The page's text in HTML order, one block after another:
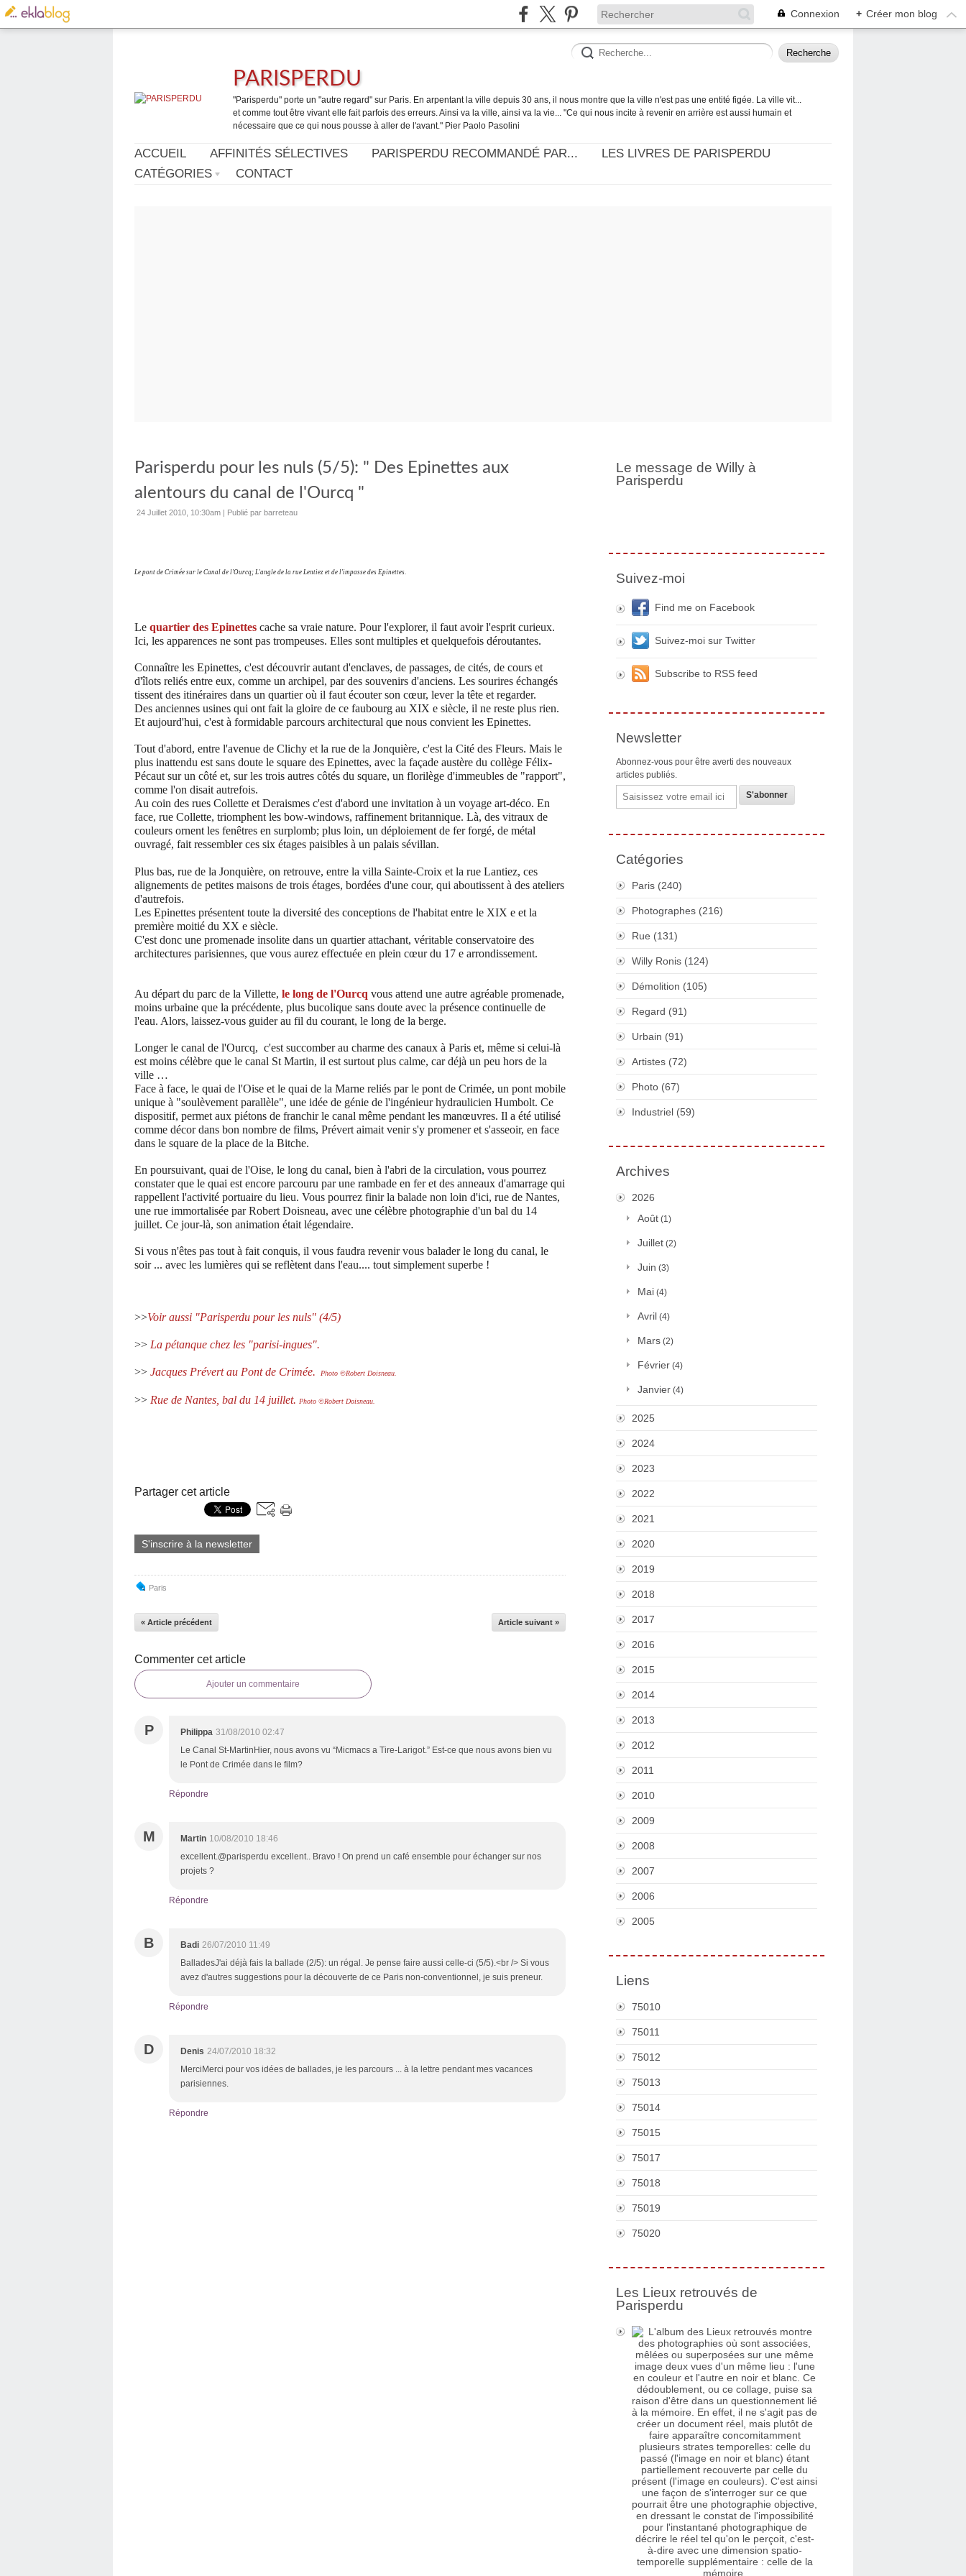
Connexion + Créer mon blog
PARISPERDU
"Parisperdu" porte un "autre regard" sur Paris. En arpentant la ville depuis 30 ans, il nous montre que la ville n'est pas une entité figée. La ville vit...
et comme tout être vivant elle fait parfois des erreurs. Ainsi va la ville, ainsi va la vie... "Ce qui nous incite à revenir en arrière est aussi humain et
nécessaire que ce qui nous pousse à aller de l'avant." Pier Paolo Pasolini
ACCUEIL AFFINITÉS SÉLECTIVES PARISPERDU RECOMMANDÉ PAR...
LES LIVRES DE PARISPERDU
CATÉGORIES
CONTACT
Parisperdu pour les nuls (5/5): " Des Epinettes aux
alentours du canal de l'Ourcq "
24 Juillet 2010, 10:30am | Publié par barreteau
Le pont de Crimée sur le Canal de l'Ourcq; L'angle de la rue Lentiez et de l'impasse des Epinettes.
Le quartier des Epinettes cache sa vraie nature. Pour l'explorer, il faut avoir l'esprit curieux.
Ici, les apparences ne sont pas trompeuses. Elles sont multiples et quelquefois déroutantes.
Connaître les Epinettes, c'est découvrir autant d'enclaves, de passages, de cités, de cours et
d'îlots reliés entre eux, comme un archipel, par des souvenirs d'anciens. Les sourires échangés
tissent des itinéraires dans un quartier où il faut écouter son cœur, lever la tête et regarder.
Des anciennes usines qui ont fait la gloire de ce faubourg au XIX e siècle, il ne reste plus rien.
Et aujourd'hui, c'est à formidable parcours architectural que nous convient les Epinettes.
Tout d'abord, entre l'avenue de Clichy et la rue de la Jonquière, c'est la Cité des Fleurs. Mais le
plus inattendu est sans doute le square des Epinettes, avec la façade austère du collège Félix-
Pécaut sur un côté et, sur les trois autres côtés du square, un florilège d'immeubles de "rapport",
comme l'on disait autrefois.
Au coin des rues Collette et Deraismes c'est d'abord une invitation à un voyage art-déco. En
face, rue Collette, triomphent les bow-windows, raffinement britannique. Là, des vitraux de
couleurs ornent les fenêtres en surplomb; plus loin, un déploiement de fer forgé, de métal
ouvragé, fait ressembler ces six étages paisibles à un palais sévillan.
Plus bas, rue de la Jonquière, on retrouve, entre la villa Sainte-Croix et la rue Lantiez, ces
alignements de petites maisons de trois étages, bordées d'une cour, qui aboutissent à des ateliers
d'autrefois.
Les Epinettes présentent toute la diversité des conceptions de l'habitat entre le XIX e et la
première moitié du XX e siècle.
C'est donc une promenade insolite dans un quartier attachant, véritable conservatoire des
architectures parisiennes, que vous aurez effectuée en plein cœur du 17 e arrondissement.
Au départ du parc de la Villette, le long de l'Ourcq vous attend une autre agréable promenade,
moins urbaine que la précédente, plus bucolique sans doute avec la présence continuelle de
l'eau. Alors, laissez-vous guider au fil du courant, le long de la berge.
Longer le canal de l'Ourcq, c'est succomber au charme des canaux à Paris et, même si celui-là
est moins célèbre que le canal St Martin, il est surtout plus calme, car déjà un peu hors de la
ville …
Face à face, le quai de l'Oise et le quai de la Marne reliés par le pont de Crimée, un pont mobile
unique à "soulèvement parallèle", une idée de génie de l'ingénieur hydraulicien Humbolt. Ce
dispositif, permet aux piétons de franchir le canal même pendant les manœuvres. Il a été utilisé
comme décor dans bon nombre de films, Prévert aimait venir s'y promener et s'asseoir, en face
dans le square de la place de la Bitche.
En poursuivant, quai de l'Oise, le long du canal, bien à l'abri de la circulation, vous pourrez
constater que le quai est encore parcouru par une rambade en fer et des anneaux d'amarrage qui
rappellent l'activité portuaire du lieu. Vous pourrez finir la balade non loin d'ici, rue de Nantes,
une rue immortalisée par Robert Doisneau, avec une célèbre photographie d'un bal du 14
juillet. Ce jour-là, son animation était légendaire.
Si vous n'êtes pas tout à fait conquis, il vous faudra revenir vous balader le long du canal, le
soir ... avec les lumières qui se reflètent dans l'eau.... tout simplement superbe !
>>Voir aussi "Parisperdu pour les nuls" (4/5)
>> La pétanque chez les "parisi-ingues".
>> Jacques Prévert au Pont de Crimée. Photo ©Robert Doisneau.
>> Rue de Nantes, bal du 14 juillet. Photo ©Robert Doisneau
Partager cet article
S'inscrire à la newsletter
Paris
« Article précédent Article suivant »
Commenter cet article
Ajouter un commentaire
P Philippa 31/08/2010 02:47
Le Canal St-MartinHier, nous avons vu “Micmacs a Tire-Larigot.” Est-ce que nous avons bien vu
le Pont de Crimée dans le film?
Répondre
M Martin 10/08/2010 18:46
excellent.@parisperdu excellent.. Bravo ! On prend un café ensemble pour échanger sur nos
projets ?
Répondre
B Badi 26/07/2010 11:49
BalladesJ'ai déjà fais la ballade (2/5): un régal. Je pense faire aussi celle-ci (5/5).<br /> Si vous
avez d'autres suggestions pour la découverte de ce Paris non-conventionnel, je suis preneur.
Répondre
D Denis 24/07/2010 18:32
MerciMerci pour vos idées de ballades, je les parcours ... à la lettre pendant mes vacances
parisiennes.
Répondre
Le message de Willy à
Parisperdu
Suivez-moi
Find me on Facebook
Suivez-moi sur Twitter
Subscribe to RSS feed
Newsletter
Abonnez-vous pour être averti des nouveaux
articles publiés.
Email
Catégories
Paris (240)
Photographes (216)
Rue (131)
Willy Ronis (124)
Démolition (105)
Regard (91)
Urbain (91)
Artistes (72)
Photo (67)
Industriel (59)
Archives
2026
Août (1)
Juillet (2)
Juin (3)
Mai (4)
Avril (4)
Mars (2)
Février (4)
Janvier (4)
2025
2024
2023
2022
2021
2020
2019
2018
2017
2016
2015
2014
2013
2012
2011
2010
2009
2008
2007
2006
2005
Liens
75010
75011
75012
75013
75014
75015
75017
75018
75019
75020
Les Lieux retrouvés de
Parisperdu